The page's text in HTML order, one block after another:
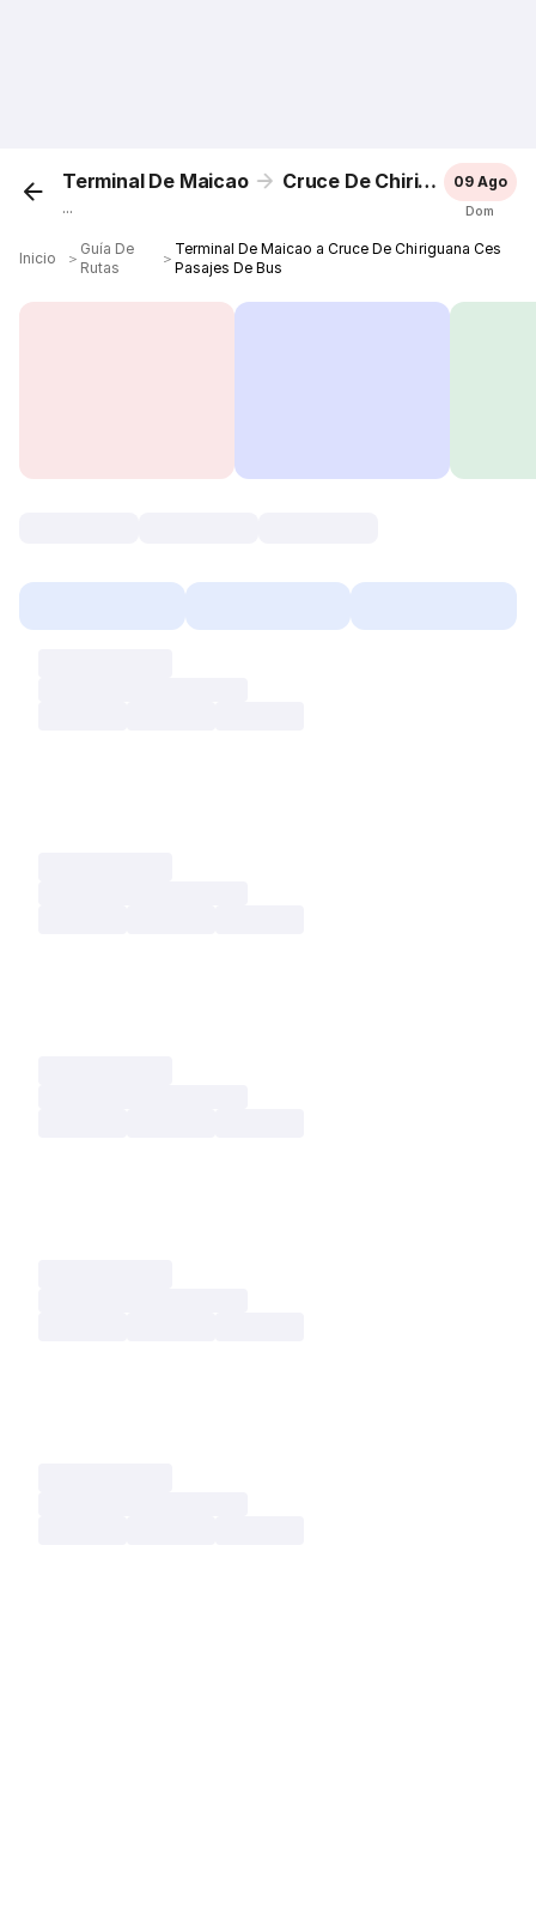
Terminal De Maicao Cruce De Chiriguana Ces
...
09 Ago
Dom
Inicio ＞
Guía De
Rutas
＞
Terminal De Maicao a Cruce De Chiriguana Ces
Pasajes De Bus